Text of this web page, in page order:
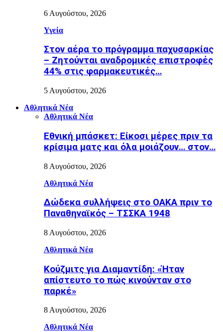
6 Αυγούστου, 2026
Υγεία
Στον αέρα το πρόγραμμα παχυσαρκίας
– Ζητούνται αναδρομικές επιστροφές
44% στις φαρμακευτικές…
5 Αυγούστου, 2026
Αθλητικά Νέα
Αθλητικά Νέα
Εθνική μπάσκετ: Είκοσι μέρες πριν τα
κρίσιμα ματς και όλα μοιάζουν… στον…
8 Αυγούστου, 2026
Αθλητικά Νέα
Δώδεκα συλλήψεις στο ΟΑΚΑ πριν το
Παναθηναϊκός – ΤΣΣΚΑ 1948
8 Αυγούστου, 2026
Αθλητικά Νέα
Κούζμιτς για Διαμαντίδη: «Ήταν
απίστευτο το πώς κινούνταν στο
παρκέ»
8 Αυγούστου, 2026
Αθλητικά Νέα